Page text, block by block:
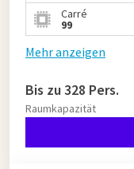
Carré
99
Mehr anzeigen
Bis zu 328 Pers.
Raumkapazität